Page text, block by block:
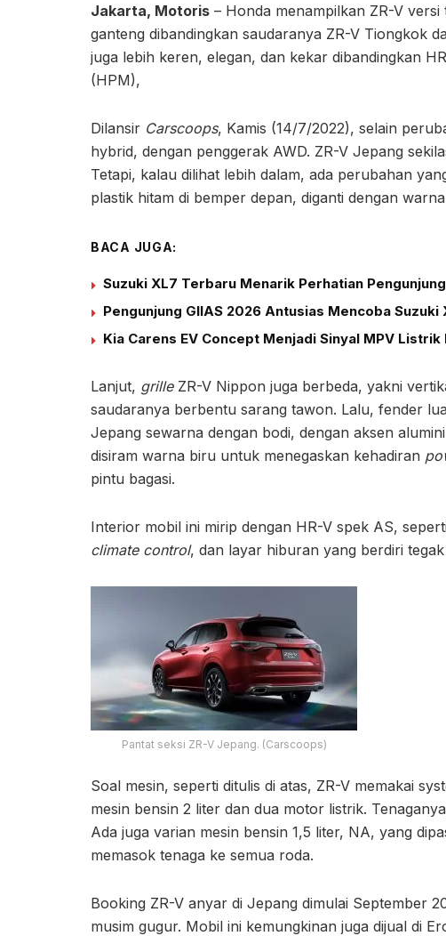
Jakarta, Motoris – Honda menampilkan ZR-V
ganteng dibandingkan saudaranya ZR-V Tiongkok
juga lebih keren, elegan, dan kekar dibandingkan
(HPM),
Dilansir Carscoops, Kamis (14/7/2022), selain
hybrid, dengan penggerak AWD. ZR-V Jepang
Tetapi, kalau dilihat lebih dalam, ada perubahan
plastik hitam di bemper depan, diganti dengan
BACA JUGA:
Suzuki XL7 Terbaru Menarik Perhatian
Pengunjung GIIAS 2026 Antusias Mencoba
Kia Carens EV Concept Menjadi Sinyal MPV
Lanjut, grilleZR-V Nippon juga berbeda, yakni
saudaranya berbentu sarang tawon. Lalu, fender
Jepang sewarna dengan bodi, dengan aksen
disiram warna biru untuk menegaskan kehadiran
pintu bagasi.
Interior mobil ini mirip dengan HR-V spek AS,
climate control, dan layar hiburan yang berdiri
Pantat seksi ZR-V Jepang. (Carscoops)
Soal mesin, seperti ditulis di atas, ZR-V memakai
mesin bensin 2 liter dan dua motor listrik.
Ada juga varian mesin bensin 1,5 liter, NA, yang
memasok tenaga ke semua roda.
Booking ZR-V anyar di Jepang dimulai September
musim gugur. Mobil ini kemungkinan juga dijual di